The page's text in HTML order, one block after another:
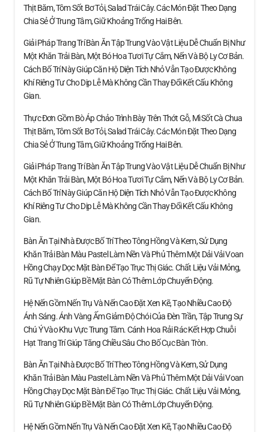
Thịt Băm, Tôm Sốt Bơ Tỏi, Salad Trái Cây. Các Món Đặt Theo Dạng
Chia Sẻ Ở Trung Tâm, Giữ Khoảng Trống Hai Bên.
Giải Pháp Trang Trí Bàn Ăn Tập Trung Vào Vật Liệu Dễ Chuẩn Bị Như
Một Khăn Trải Bàn, Một Bó Hoa Tươi Tự Cắm, Nến Và Bộ Ly Cơ Bản.
Cách Bố Trí Này Giúp Căn Hộ Diện Tích Nhỏ Vẫn Tạo Được Không
Khí Riêng Tư Cho Dịp Lễ Mà Không Cần Thay Đổi Kết Cấu Không
Gian.
Thực Đơn Gồm Bò Áp Chảo Trình Bày Trên Thớt Gỗ, Mì Sốt Cà Chua
Thịt Băm, Tôm Sốt Bơ Tỏi, Salad Trái Cây. Các Món Đặt Theo Dạng
Chia Sẻ Ở Trung Tâm, Giữ Khoảng Trống Hai Bên.
Giải Pháp Trang Trí Bàn Ăn Tập Trung Vào Vật Liệu Dễ Chuẩn Bị Như
Một Khăn Trải Bàn, Một Bó Hoa Tươi Tự Cắm, Nến Và Bộ Ly Cơ Bản.
Cách Bố Trí Này Giúp Căn Hộ Diện Tích Nhỏ Vẫn Tạo Được Không
Khí Riêng Tư Cho Dịp Lễ Mà Không Cần Thay Đổi Kết Cấu Không
Gian.
Bàn Ăn Tại Nhà Được Bố Trí Theo Tông Hồng Và Kem, Sử Dụng
Khăn Trải Bàn Màu Pastel Làm Nền Và Phủ Thêm Một Dải Vải Voan
Hồng Chạy Dọc Mặt Bàn Để Tạo Trục Thị Giác. Chất Liệu Vải Mỏng,
Rũ Tự Nhiên Giúp Bề Mặt Bàn Có Thêm Lớp Chuyển Động.
Hệ Nến Gồm Nến Trụ Và Nến Cao Đặt Xen Kẽ, Tạo Nhiều Cao Độ
Ánh Sáng. Ánh Vàng Ấm Giảm Độ Chói Của Đèn Trần, Tập Trung Sự
Chú Ý Vào Khu Vực Trung Tâm. Cánh Hoa Rải Rác Kết Hợp Chuỗi
Hạt Trang Trí Giúp Tăng Chiều Sâu Cho Bố Cục Bàn Tròn.
Bàn Ăn Tại Nhà Được Bố Trí Theo Tông Hồng Và Kem, Sử Dụng
Khăn Trải Bàn Màu Pastel Làm Nền Và Phủ Thêm Một Dải Vải Voan
Hồng Chạy Dọc Mặt Bàn Để Tạo Trục Thị Giác. Chất Liệu Vải Mỏng,
Rũ Tự Nhiên Giúp Bề Mặt Bàn Có Thêm Lớp Chuyển Động.
Hệ Nến Gồm Nến Trụ Và Nến Cao Đặt Xen Kẽ, Tạo Nhiều Cao Độ